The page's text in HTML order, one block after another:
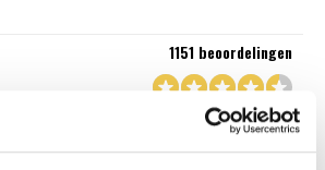
1151 beoordelingen
correcte afhandeling en kwaliteit